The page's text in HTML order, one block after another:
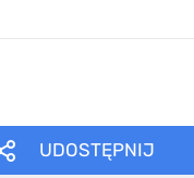
UDOSTĘPNIJ